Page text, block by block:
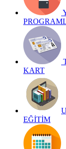
KART
EĞİTİM